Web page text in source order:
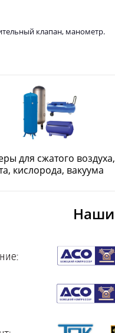
клапан, манометр.
для сжатого воздуха,
кислорода, вакуума
Наши